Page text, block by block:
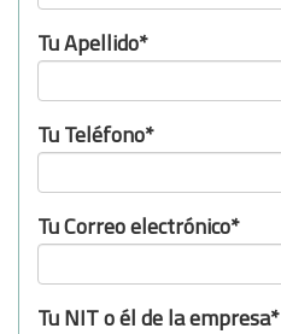
Tu Apellido*
Tu Teléfono*
Tu Correo electrónico*
Tu NIT o él de la empresa*